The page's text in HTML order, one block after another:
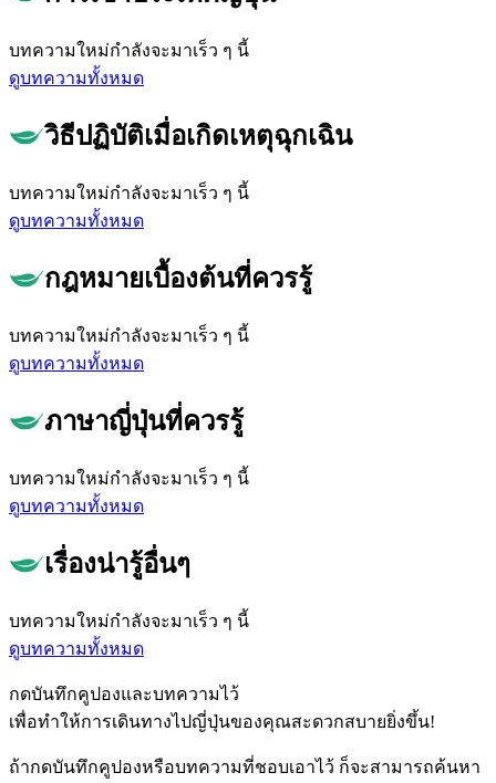
บทความใหม่กำลังจะมาเร็ว ๆ นี้
ดูบทความทั้งหมด
วิธีปฏิบัติเมื่อเกิดเหตุฉุกเฉิน
บทความใหม่กำลังจะมาเร็ว ๆ นี้
ดูบทความทั้งหมด
กฎหมายเบื้องต้นที่ควรรู้
บทความใหม่กำลังจะมาเร็ว ๆ นี้
ดูบทความทั้งหมด
ภาษาญี่ปุ่นที่ควรรู้
บทความใหม่กำลังจะมาเร็ว ๆ นี้
ดูบทความทั้งหมด
เรื่องน่ารู้อื่นๆ
บทความใหม่กำลังจะมาเร็ว ๆ นี้
ดูบทความทั้งหมด
กดบันทึกคูปองและบทความไว้
เพื่อทำให้การเดินทางไปญี่ปุ่นของคุณสะดวกสบายยิ่งขึ้น!
ถ้ากดบันทึกคูปองหรือบทความที่ชอบเอาไว้ ก็จะสามารถค้นหา